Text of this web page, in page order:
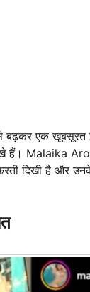
से बढ़कर एक
हैं। Malaika
दिखी है और